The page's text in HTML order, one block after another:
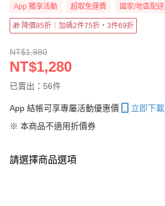
App 獨享活動 超取免運費 國家/地區配送
🎁 降價85折｜加碼2件75折・3件69折
NT$1,980
NT$1,280
已賣出：56件
App 結帳可享專屬活動優惠價
立即下載
※ 本商品不適用折價券
請選擇商品選項